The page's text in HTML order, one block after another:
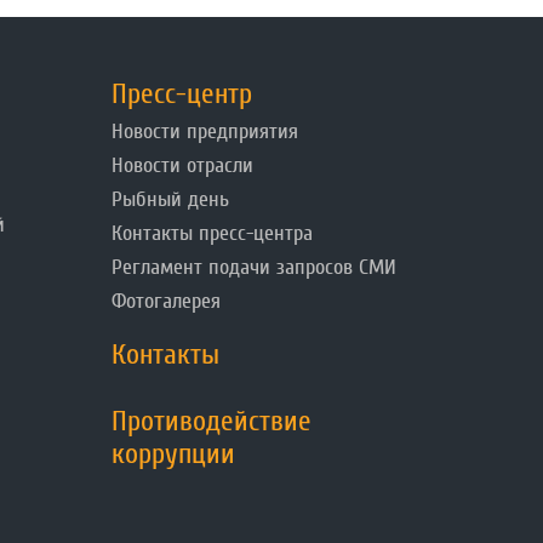
Пресс-центр
Новости предприятия
Новости отрасли
Рыбный день
Контакты пресс-центра
Регламент подачи запросов СМИ
Фотогалерея
Контакты
Противодействие
коррупции